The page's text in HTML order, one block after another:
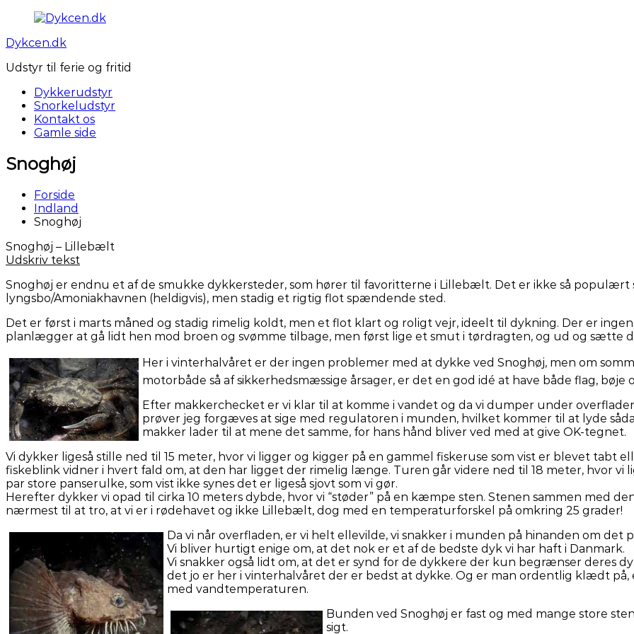
Videre
indhold
Dykcen.dk
Udstyr til ferie og fritid
Dykkerudstyr
Snorkeludstyr
Kontakt os
Gamle side
Snoghøj
Forside
Indland
Snoghøj
Snoghøj – Lillebælt
Udskriv tekst
Snoghøj er endnu et af de smukke dykkersteder, som hører til favoritterne i Lillebælt. Det er ikke så populært
lyngsbo/Amoniakhavnen (heldigvis), men stadig et rigtig flot spændende sted.
Det er først i marts måned og stadig rimelig koldt, men et flot klart og roligt vejr, ideelt til dykning. Der er ingen
planlægger at gå lidt hen mod broen og svømme tilbage, men først lige et smut i tørdragten, og ud og sætte
Her i vinterhalvåret er der ingen problemer med at dykke ved Snoghøj, men om
motorbåde så af sikkerhedsmæssige årsager, er det en god idé at have både flag, bøje
Efter makkerchecket er vi klar til at komme i vandet og da vi dumper under
prøver jeg forgæves at sige med regulatoren i munden, hvilket kommer til at lyde
makker lader til at mene det samme, for hans hånd bliver ved med at give OK-tegnet.
Vi dykker ligeså stille ned til 15 meter, hvor vi ligger og kigger på en gammel fiskeruse som vist er blevet tabt
fiskeblink vidner i hvert fald om, at den har ligget der rimelig længe. Turen går videre ned til 18 meter, hvor vi
par store panserulke, som vist ikke synes det er ligeså sjovt som vi gør.
Herefter dykker vi opad til cirka 10 meters dybde, hvor vi “støder” på en kæmpe sten. Stenen sammen med
nærmest til at tro, at vi er i rødehavet og ikke Lillebælt, dog med en temperaturforskel på omkring 25 grader!
Da vi når overfladen, er vi helt ellevilde, vi snakker i munden på hinanden om det
Vi bliver hurtigt enige om, at det nok er et af de bedste dyk vi har haft i Danmark.
Vi snakker også lidt om, at det er synd for de dykkere der kun begrænser deres
det jo er her i vinterhalvåret der er bedst at dykke. Og er man ordentlig klædt
med vandtemperaturen.
Bunden ved Snoghøj er fast og med mange store
sigt.